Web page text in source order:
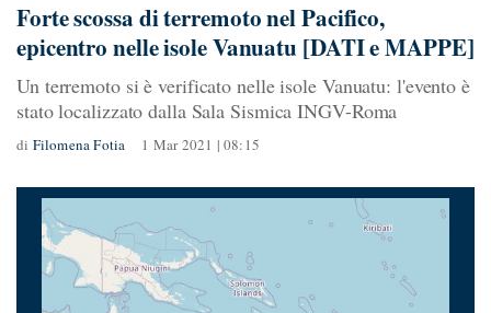
Forte scossa di terremoto nel Pacifico,
epicentro nelle isole Vanuatu [DATI e MAPPE]
Un terremoto si è verificato nelle isole Vanuatu: l'evento è
stato localizzato dalla Sala Sismica INGV-Roma
di Filomena Fotia 1 Mar 2021 | 08:15